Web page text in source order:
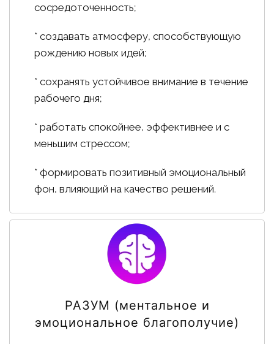
сосредоточенность;
* создавать атмосферу, способствующую
рождению новых идей;
* сохранять устойчивое внимание в течение
рабочего дня;
* работать спокойнее, эффективнее и с
меньшим стрессом;
* формировать позитивный эмоциональный
фон, влияющий на качество решений.
РАЗУМ (ментальное и
эмоциональное благополучие)